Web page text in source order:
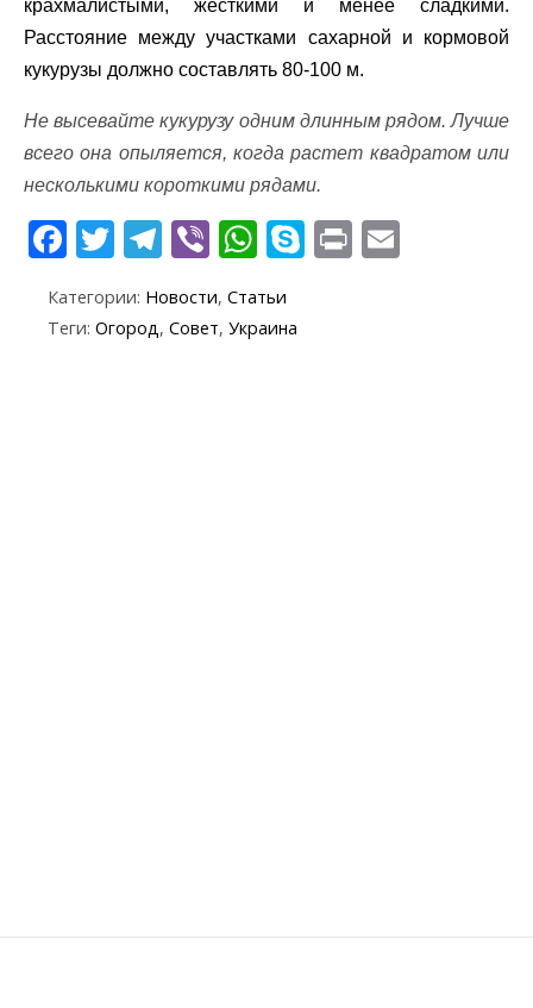
крахмалистыми, жесткими и менее сладкими.
Расстояние между участками сахарной и кормовой
кукурузы должно составлять 80-100 м.
Не высевайте кукурузу одним длинным рядом. Лучше
всего она опыляется, когда растет квадратом или
несколькими короткими рядами.
F
e
T
itt
er
T
e
Vi
er
W
at
S Pr
Категории: Новости, Статьи
Теги: Огород, Совет, Украина